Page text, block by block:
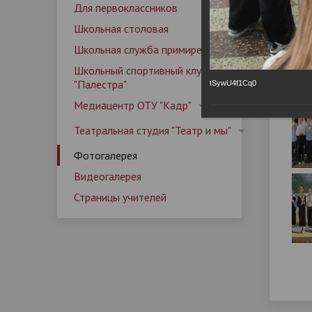
организации
Контакты
Задать
Профилактические мероприятия
Программа воспитания
"Палестра"
Страницы учителей
Основной государственный
экзамен (ОГЭ)
Дополнительная информация
Для первоклассников
Школьная столовая
Школьная служба примирения
Школьный спортивный клуб
"Палестра"
Медиацентр ОТУ "Кадр"
Театральная студия "Театр и мы"
Фотогалерея
Видеогалерея
Страницы учителей
tSywU4f1Cq0